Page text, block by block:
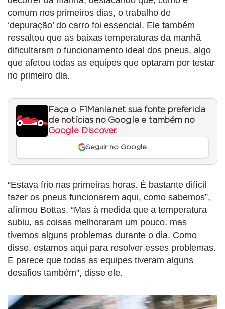
comum nos primeiros dias, o trabalho de
‘depuração’ do carro foi essencial. Ele também
ressaltou que as baixas temperaturas da manhã
dificultaram o funcionamento ideal dos pneus, algo
que afetou todas as equipes que optaram por testar
no primeiro dia.
Faça o F1Mania.net sua fonte preferida
de notícias no Google e também no
Google Discover.
Seguir no Google
“Estava frio nas primeiras horas. É bastante difícil
fazer os pneus funcionarem aqui, como sabemos”,
afirmou Bottas. “Mas à medida que a temperatura
subiu, as coisas melhoraram um pouco, mas
tivemos alguns problemas durante o dia. Como
disse, estamos aqui para resolver esses problemas.
E parece que todas as equipes tiveram alguns
desafios também”, disse ele.